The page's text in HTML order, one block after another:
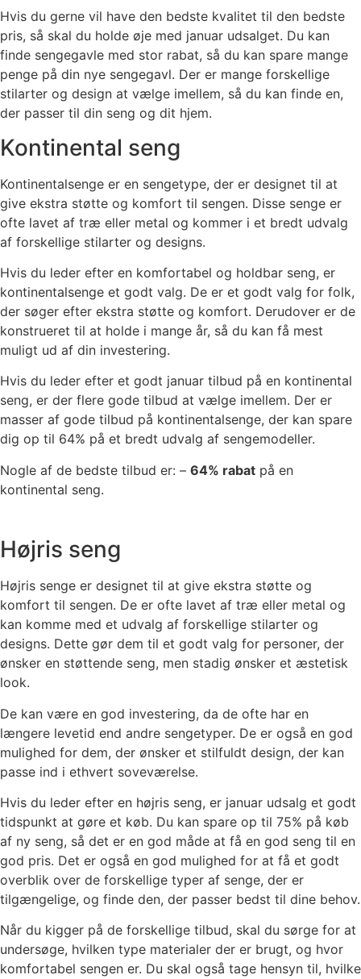
Hvis du gerne vil have den bedste kvalitet til den bedste
pris, så skal du holde øje med januar udsalget. Du kan
finde sengegavle med stor rabat, så du kan spare mange
penge på din nye sengegavl. Der er mange forskellige
stilarter og design at vælge imellem, så du kan finde en,
der passer til din seng og dit hjem.
Kontinental seng
Kontinentalsenge er en sengetype, der er designet til at
give ekstra støtte og komfort til sengen. Disse senge er
ofte lavet af træ eller metal og kommer i et bredt udvalg
af forskellige stilarter og designs.
Hvis du leder efter en komfortabel og holdbar seng, er
kontinentalsenge et godt valg. De er et godt valg for folk,
der søger efter ekstra støtte og komfort. Derudover er de
konstrueret til at holde i mange år, så du kan få mest
muligt ud af din investering.
Hvis du leder efter et godt januar tilbud på en kontinental
seng, er der flere gode tilbud at vælge imellem. Der er
masser af gode tilbud på kontinentalsenge, der kan spare
dig op til 64% på et bredt udvalg af sengemodeller.
Nogle af de bedste tilbud er: – 64% rabat på en
kontinental seng.
Højris seng
Højris senge er designet til at give ekstra støtte og
komfort til sengen. De er ofte lavet af træ eller metal og
kan komme med et udvalg af forskellige stilarter og
designs. Dette gør dem til et godt valg for personer, der
ønsker en støttende seng, men stadig ønsker et æstetisk
look.
De kan være en god investering, da de ofte har en
længere levetid end andre sengetyper. De er også en god
mulighed for dem, der ønsker et stilfuldt design, der kan
passe ind i ethvert soveværelse.
Hvis du leder efter en højris seng, er januar udsalg et godt
tidspunkt at gøre et køb. Du kan spare op til 75% på køb
af ny seng, så det er en god måde at få en god seng til en
god pris. Det er også en god mulighed for at få et godt
overblik over de forskellige typer af senge, der er
tilgængelige, og finde den, der passer bedst til dine behov.
Når du kigger på de forskellige tilbud, skal du sørge for at
undersøge, hvilken type materialer der er brugt, og hvor
komfortabel sengen er. Du skal også tage hensyn til, hvilke